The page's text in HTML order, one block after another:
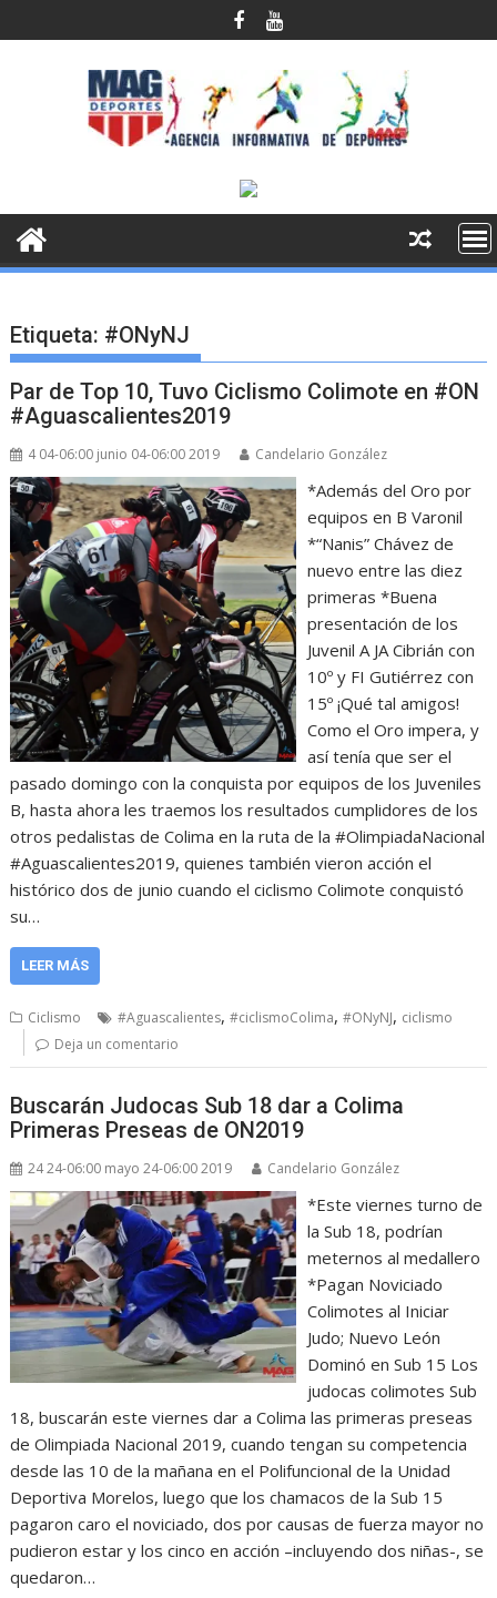
al
Etiqueta: #ONyNJ
Par de Top 10, Tuvo Ciclismo Colimote en #ON
#Aguascalientes2019
4 04-06:00 junio 04-06:00 2019 Candelario González
*Además del Oro por
equipos en B Varonil
*“Nanis” Chávez de
nuevo entre las diez
primeras *Buena
presentación de los
Juvenil A JA Cibrián con
10º y FI Gutiérrez con
15º ¡Qué tal amigos!
Como el Oro impera, y
así tenía que ser el
pasado domingo con la conquista por equipos de los Juveniles
B, hasta ahora les traemos los resultados cumplidores de los
otros pedalistas de Colima en la ruta de la #OlimpiadaNacional
#Aguascalientes2019, quienes también vieron acción el
histórico dos de junio cuando el ciclismo Colimote conquistó
su…
LEER MÁS
Ciclismo #Aguascalientes,#ciclismoColima,#ONyNJ, ciclismo
Deja un comentario
Buscarán Judocas Sub 18 dar a Colima
Primeras Preseas de ON2019
24 24-06:00 mayo 24-06:00 2019 Candelario González
*Este viernes turno de
la Sub 18, podrían
meternos al medallero
*Pagan Noviciado
Colimotes al Iniciar
Judo; Nuevo León
Dominó en Sub 15 Los
judocas colimotes Sub
18, buscarán este viernes dar a Colima las primeras preseas
de Olimpiada Nacional 2019, cuando tengan su competencia
desde las 10 de la mañana en el Polifuncional de la Unidad
Deportiva Morelos, luego que los chamacos de la Sub 15
pagaron caro el noviciado, dos por causas de fuerza mayor no
pudieron estar y los cinco en acción –incluyendo dos niñas-, se
quedaron…